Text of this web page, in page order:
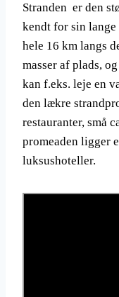
Stranden er den
kendt for sin
hele 16 km langs
masser af plads,
kan f.eks. leje en
den lækre
restauranter, små
promeaden ligger
luksushoteller.